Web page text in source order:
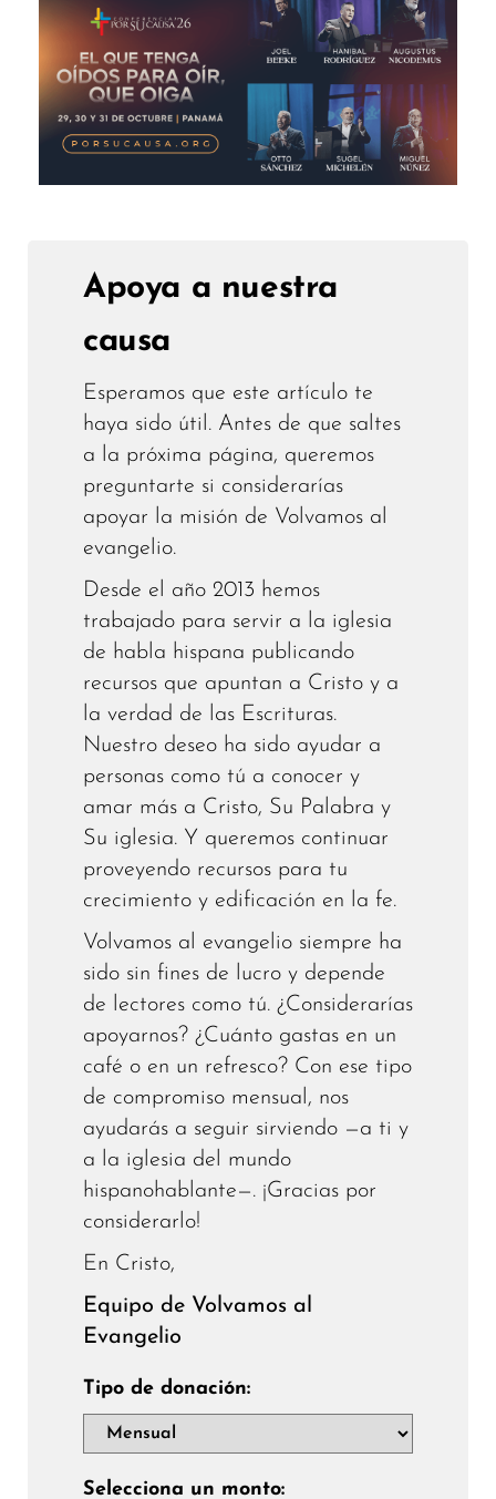
Apoya a nuestra
causa
Esperamos que este artículo te
haya sido útil. Antes de que saltes
a la próxima página, queremos
preguntarte si considerarías
apoyar la misión de Volvamos al
evangelio.
Desde el año 2013 hemos
trabajado para servir a la iglesia
de habla hispana publicando
recursos que apuntan a Cristo y a
la verdad de las Escrituras.
Nuestro deseo ha sido ayudar a
personas como tú a conocer y
amar más a Cristo, Su Palabra y
Su iglesia. Y queremos continuar
proveyendo recursos para tu
crecimiento y edificación en la fe.
Volvamos al evangelio siempre ha
sido sin fines de lucro y depende
de lectores como tú. ¿Considerarías
apoyarnos? ¿Cuánto gastas en un
café o en un refresco? Con ese tipo
de compromiso mensual, nos
ayudarás a seguir sirviendo —a ti y
a la iglesia del mundo
hispanohablante—. ¡Gracias por
considerarlo!
En Cristo,
Equipo de Volvamos al
Evangelio
Tipo de donación:
Selecciona un monto: